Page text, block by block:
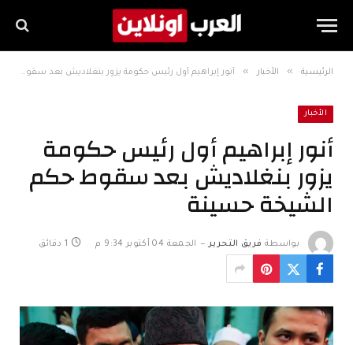
الرئيسية » الأخبار » أنور إبراهيم أول رئيس حكومة يزور بنغلاديش بعد سقوط حكم الشيخة حسينة
الأخبار
أنور إبراهيم أول رئيس حكومة
يزور بنغلاديش بعد سقوط حكم
الشيخة حسينة
بواسطة فريق التحرير الجمعة 04 أكتوبر 9:34 م 1 دقائق